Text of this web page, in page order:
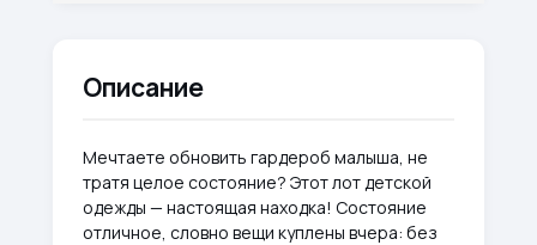
Описание
Мечтаете обновить гардероб малыша, не
тратя целое состояние? Этот лот детской
одежды — настоящая находка! Состояние
отличное, словно вещи куплены вчера: без